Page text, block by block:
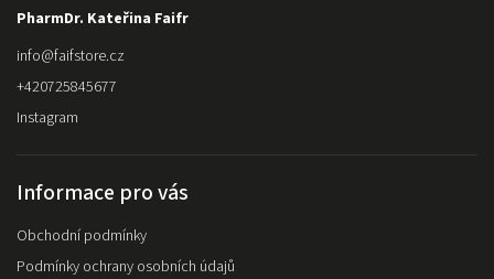
PharmDr. Kateřina Faifr
info@faifstore.cz
+420725845677
Instagram
Informace pro vás
Obchodní podmínky
Podmínky ochrany osobních údajů